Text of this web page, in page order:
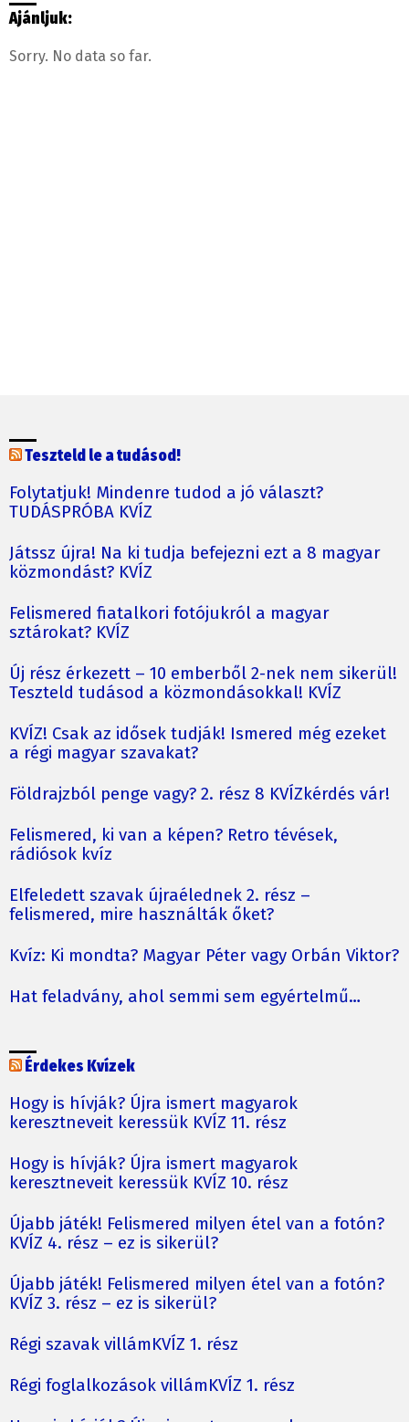
Ajánljuk:
Sorry. No data so far.
Teszteld le a tudásod!
Folytatjuk! Mindenre tudod a jó választ?
TUDÁSPRÓBA KVÍZ
Játssz újra! Na ki tudja befejezni ezt a 8 magyar
közmondást? KVÍZ
Felismered fiatalkori fotójukról a magyar
sztárokat? KVÍZ
Új rész érkezett – 10 emberből 2-nek nem sikerül!
Teszteld tudásod a közmondásokkal! KVÍZ
KVÍZ! Csak az idősek tudják! Ismered még ezeket
a régi magyar szavakat?
Földrajzból penge vagy? 2. rész 8 KVÍZkérdés vár!
Felismered, ki van a képen? Retro tévések,
rádiósok kvíz
Elfeledett szavak újraélednek 2. rész –
felismered, mire használták őket?
Kvíz: Ki mondta? Magyar Péter vagy Orbán Viktor?
Hat feladvány, ahol semmi sem egyértelmű…
Érdekes Kvízek
Hogy is hívják? Újra ismert magyarok
keresztneveit keressük KVÍZ 11. rész
Hogy is hívják? Újra ismert magyarok
keresztneveit keressük KVÍZ 10. rész
Újabb játék! Felismered milyen étel van a fotón?
KVÍZ 4. rész – ez is sikerül?
Újabb játék! Felismered milyen étel van a fotón?
KVÍZ 3. rész – ez is sikerül?
Régi szavak villámKVÍZ 1. rész
Régi foglalkozások villámKVÍZ 1. rész